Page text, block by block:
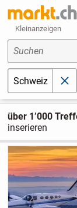
Kleinanzeigen
Suchen
Schweiz
über 1’000
inserieren